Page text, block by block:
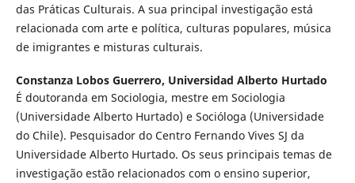
das Práticas Culturais. A sua principal investigação está
relacionada com arte e política, culturas populares, música
de imigrantes e misturas culturais.
Constanza Lobos Guerrero, Universidad Alberto Hurtado
É doutoranda em Sociologia, mestre em Sociologia
(Universidade Alberto Hurtado) e Socióloga (Universidade
do Chile). Pesquisador do Centro Fernando Vives SJ da
Universidade Alberto Hurtado. Os seus principais temas de
investigação estão relacionados com o ensino superior,